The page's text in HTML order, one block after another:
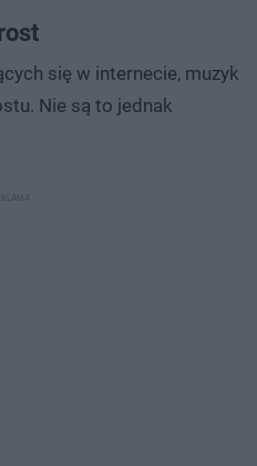
się w internecie, muzyk
Nie są to jednak